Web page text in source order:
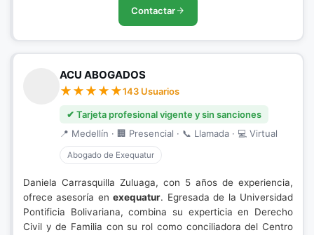
Contactar
ACU ABOGADOS
143 Usuarios
✔ Tarjeta profesional vigente y sin sanciones
📍 Medellín · 🏢 Presencial · 📞 Llamada · 💻 Virtual
Abogado de Exequatur
Daniela Carrasquilla Zuluaga, con 5 años de experiencia,
ofrece asesoría enexequatur. Egresada de la Universidad
Pontificia Bolivariana, combina su experticia en Derecho
Civil y de Familia con su rol como conciliadora del Centro